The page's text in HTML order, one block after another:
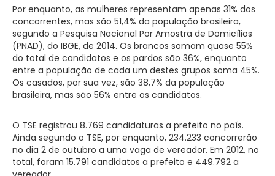
Por enquanto, as mulheres representam apenas 31% dos
concorrentes, mas são 51,4% da população brasileira,
segundo a Pesquisa Nacional Por Amostra de Domicílios
(PNAD), do IBGE, de 2014. Os brancos somam quase 55%
do total de candidatos e os pardos são 36%, enquanto
entre a população de cada um destes grupos soma 45%.
Os casados, por sua vez, são 38,7% da população
brasileira, mas são 56% entre os candidatos.
O TSE registrou 8.769 candidaturas a prefeito no país.
Ainda segundo o TSE, por enquanto, 234.233 concorrerão
no dia 2 de outubro a uma vaga de vereador. Em 2012, no
total, foram 15.791 candidatos a prefeito e 449.792 a